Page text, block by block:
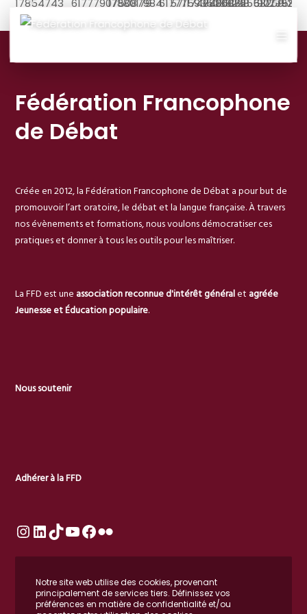
Fédération Francophone
de Débat
Créée en 2012, la Fédération Francophone de Débat a pour but de
promouvoir l’art oratoire, le débat et la langue française. À travers
nos évènements et formations, nous voulons démocratiser ces
pratiques et donner à tous les outils pour les maîtriser.
La FFD est une association reconnue d'intérêt généralet agréée
Jeunesse et Éducation populaire.
Nous soutenir
Adhérer à la FFD
Notre site web utilise des cookies, provenant
principalement de services tiers. Définissez vos
préférences en matière de confidentialité et/ou